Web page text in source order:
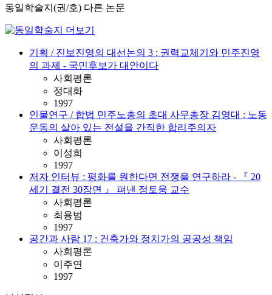
동일학술지(권/호) 다른 논문
기획 / 진보진영의 대선논의 3 : 권력교체기와 민주진영
의 과제 - 국민후보가 대안이다
사회평론
정대화
1997
인물연구 / 합법 민주노총의 초대 사무총장 김영대 : 노동
운동의 살아 있는 전설을 간직한 합리주의자
사회평론
이성희
1997
저자 인터뷰 : 평화를 원한다면 전쟁을 연구하라 - 『 20
세기 결전 30장면 』 펴낸 정토웅 교수
사회평론
최용범
1997
공간과 사람 17 : 건축가와 정치가의 공공성 책임
사회평론
이주연
1997